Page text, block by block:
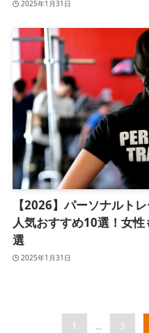
2025年1月31日
【2026】パーソナルト
人気おすすめ10選！女
選
2025年1月31日
1 ... 3